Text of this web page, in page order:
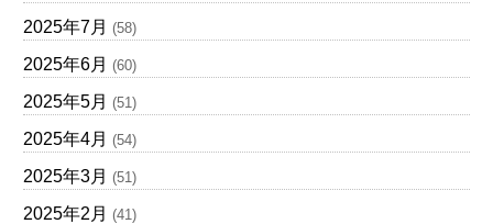
2025年7月 (58)
2025年6月 (60)
2025年5月 (51)
2025年4月 (54)
2025年3月 (51)
2025年2月 (41)